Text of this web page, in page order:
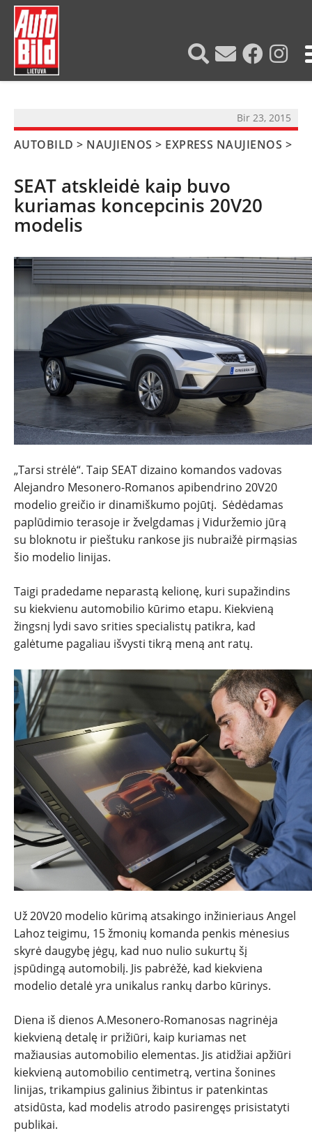
NAUJIENOS
TESTAI
NAUJI
NAUDOTI
REPORTAŽAI
SPORTAS
PATARIMAI
ĮVAIRENYBĖS
Bir 23, 2015
AUTOBILD > NAUJIENOS > EXPRESS NAUJIENOS >
SEAT atskleidė kaip buvo
kuriamas koncepcinis 20V20
modelis
„Tarsi strėlė“. Taip SEAT dizaino komandos vadovas
Alejandro Mesonero-Romanos apibendrino 20V20
modelio greičio ir dinamiškumo pojūtį. Sėdėdamas
paplūdimio terasoje ir žvelgdamas į Viduržemio jūrą
su bloknotu ir pieštuku rankose jis nubraižė pirmąsias
šio modelio linijas.
Taigi pradedame neparastą kelionę, kuri supažindins
su kiekvienu automobilio kūrimo etapu. Kiekvieną
žingsnį lydi savo srities specialistų patikra, kad
galėtume pagaliau išvysti tikrą meną ant ratų.
Už 20V20 modelio kūrimą atsakingo inžinieriaus Angel
Lahoz teigimu, 15 žmonių komanda penkis mėnesius
skyrė daugybę jėgų, kad nuo nulio sukurtų šį
įspūdingą automobilį. Jis pabrėžė, kad kiekviena
modelio detalė yra unikalus rankų darbo kūrinys.
Diena iš dienos A.Mesonero-Romanosas nagrinėja
kiekvieną detalę ir prižiūri, kaip kuriamas net
mažiausias automobilio elementas. Jis atidžiai apžiūri
kiekvieną automobilio centimetrą, vertina šonines
linijas, trikampius galinius žibintus ir patenkintas
atsidūsta, kad modelis atrodo pasirengęs prisistatyti
publikai.